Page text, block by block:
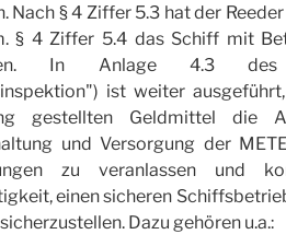
Nach § 4 Ziffer 5.3 hat der
§ 4 Ziffer 5.4 das Schiff mit
In Anlage 4.3 des
ist weiter
gestellten Geldmittel die
und Versorgung der
zu veranlassen und
einen sicheren
Dazu gehören u.a.: